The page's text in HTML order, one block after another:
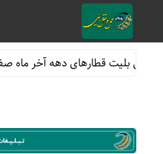
بلیت قطارهای دهه آخر ماه صفر